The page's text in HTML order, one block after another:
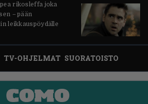
rikosleffa joka
– pään
leikkauspöydälle
TV-OHJELMAT SUORATOISTO